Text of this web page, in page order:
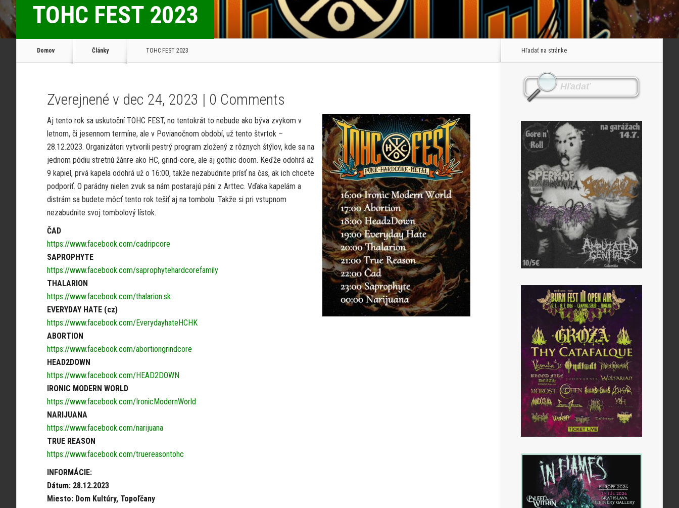
TOHC FEST 2023
Domov Články TOHC FEST 2023
Zverejnené v dec 24, 2023 | 0 Comments
Aj tento rok sa uskutoční TOHC FEST, no tentokrát to nebude ako býva zvykom v
letnom, či jesennom termíne, ale v Povianočnom období, už tento štvrtok –
28.12.2023. Organizátori vytvorili pestrý program zložený z rôznych štýlov, kde sa na
jednom pódiu stretnú žánre ako HC, grind-core, ale aj gothic doom. Keďže odohrá až
9 kapiel, prvá kapela odohrá už o 16:00, takže nezabudnite prísť na čas, ak ich chcete
podporiť. O parádny nielen zvuk sa nám postarajú páni z Arttec. Vďaka kapelám a
distrám sa budete môcť tento rok tešiť aj na tombolu. Takže si pri vstupnom
nezabudnite svoj tombolový lístok.
ČAD
https://www.facebook.com/cadripcore
SAPROPHYTE
https://www.facebook.com/saprophytehardcorefamily
THALARION
https://www.facebook.com/thalarion.sk
EVERYDAY HATE (cz)
https://www.facebook.com/EverydayhateHCHK
ABORTION
https://www.facebook.com/abortiongrindcore
HEAD2DOWN
https://www.facebook.com/HEAD2DOWN
IRONIC MODERN WORLD
https://www.facebook.com/IronicModernWorld
NARIJUANA
https://www.facebook.com/narijuana
TRUE REASON
https://www.facebook.com/truereasontohc
INFORMÁCIE:
Dátum: 28.12.2023
Miesto: Dom Kultúry, Topoľčany
Hľadať na stránke